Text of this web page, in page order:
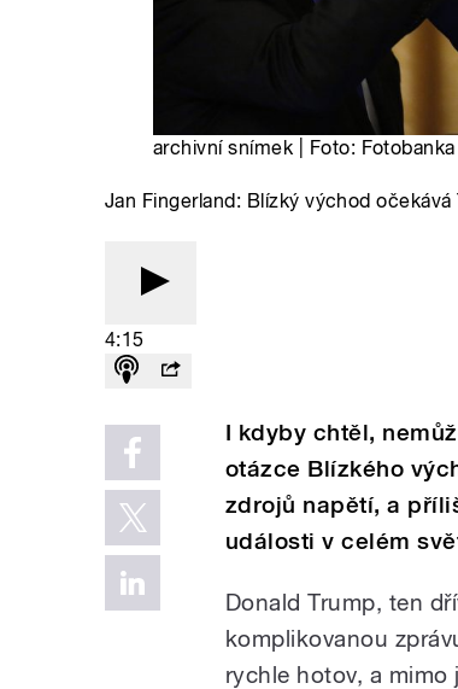
archivní snímek | Foto:
Jan Fingerland: Blízký východ
4:15
I kdyby chtěl,
otázce Blízkého
zdrojů napětí, a
události v celém
Donald Trump, ten
komplikovanou
rychle hotov, a mimo